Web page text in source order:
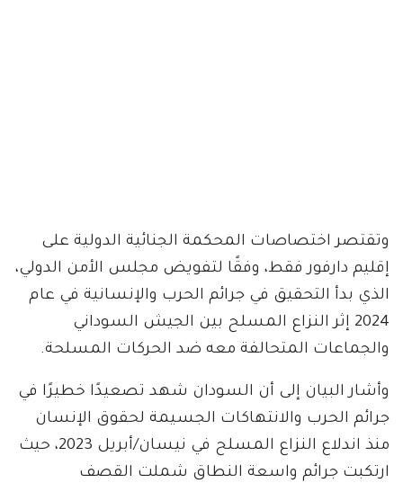
وتقتصر اختصاصات المحكمة الجنائية الدولية على
إقليم دارفور فقط، وفقًا لتفويض مجلس الأمن الدولي،
الذي بدأ التحقيق في جرائم الحرب والإنسانية في عام
2024 إثر النزاع المسلح بين الجيش السوداني
والجماعات المتحالفة معه ضد الحركات المسلحة.
وأشار البيان إلى أن السودان شهد تصعيدًا خطيرًا في
جرائم الحرب والانتهاكات الجسيمة لحقوق الإنسان
منذ اندلاع النزاع المسلح في نيسان/أبريل 2023، حيث
ارتكبت جرائم واسعة النطاق شملت القصف